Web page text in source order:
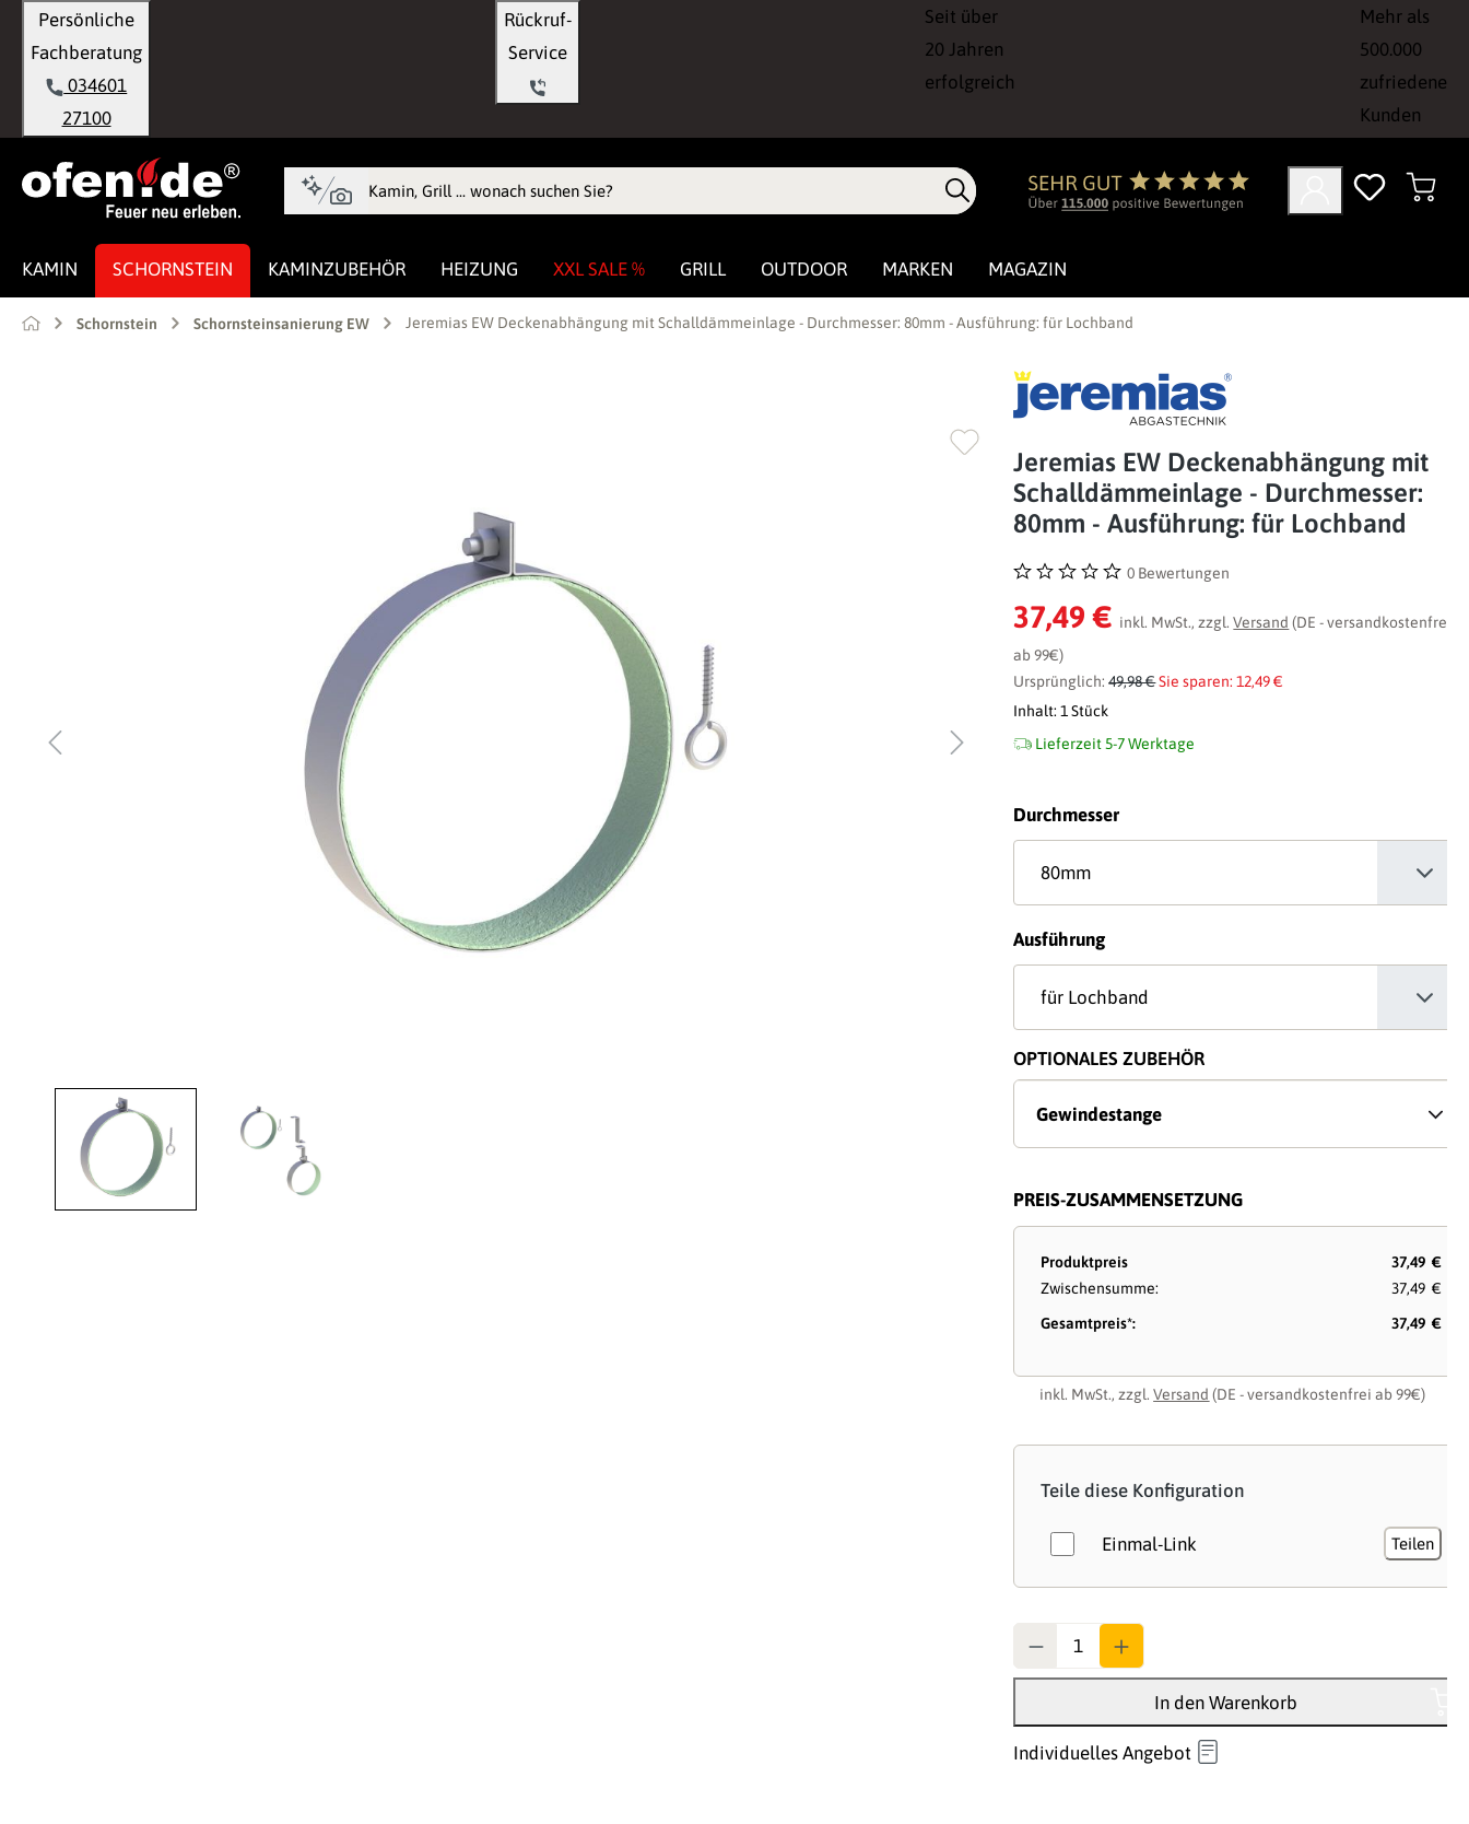
Zur Hauptnavigation springen
Persönliche
Fachberatung
034601
27100
Rückruf-
Seit über
20 Jahren
erfolgreich
Mehr als
500.000
zufriedene
Kunden
KAMIN SCHORNSTEIN KAMINZUBEHÖR HEIZUNG XXL SALE % GRILL OUTDOOR MARKEN MAGAZIN
Schornstein Schornsteinsanierung EW Jeremias EW Deckenabhängung mit Schalldämmeinlage - Durchmesser: 80mm - Ausführung: für Lochband
Jeremias EW Deckenabhängung mit
Schalldämmeinlage - Durchmesser:
80mm - Ausführung: für Lochband
Durchschnittliche Bewertung von 0 von 5 Sternen
0 Bewertungen
37,49 € inkl. MwSt., zzgl.Versand (DE - versandkostenfrei
ab 99€)
Ursprünglich:49,98 €Sie sparen: 12,49 €
Inhalt:1 Stück
Lieferzeit 5-7 Werktage
Durchmesserauswählen
Ausführungauswählen
OPTIONALES ZUBEHÖR
Gewindestange
PREIS-ZUSAMMENSETZUNG
Produktpreis
37,49 €
Zwischensumme:
37,49 €
Gesamtpreis*:
37,49 €
inkl. MwSt., zzgl.Versand (DE - versandkostenfrei ab 99€)
Teile diese Konfiguration
Einmal-Link Teilen
In den Warenkorb
Individuelles Angebot